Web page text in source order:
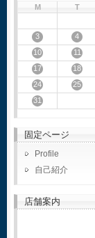
M
T
3
4
10
11
17
18
24
25
31
固定ページ
Profile
自己紹介
店舗案内